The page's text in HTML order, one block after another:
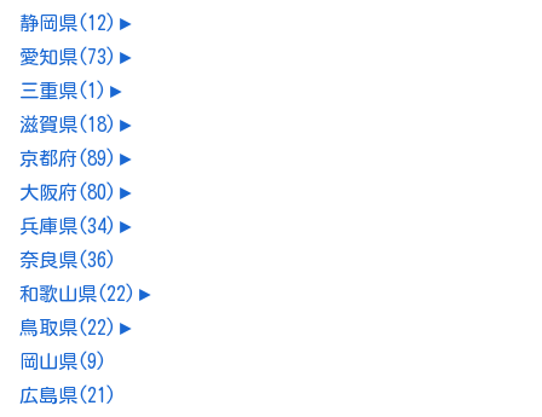
静岡県(12) ►
愛知県(73) ►
三重県(1) ►
滋賀県(18) ►
京都府(89) ►
大阪府(80) ►
兵庫県(34) ►
奈良県(36)
和歌山県(22) ►
鳥取県(22) ►
岡山県(9)
広島県(21)